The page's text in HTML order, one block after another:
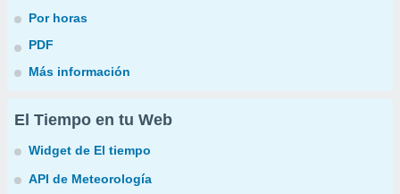
Por horas
PDF
Más información
El Tiempo en tu Web
Widget de El tiempo
API de Meteorología